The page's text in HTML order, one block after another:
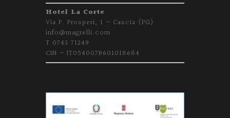
Hotel La Corte
Via P. Prosperi, 1 – Cascia (PG)
info@magrelli.com
T 0743 71249
CIN – IT054007B601018684